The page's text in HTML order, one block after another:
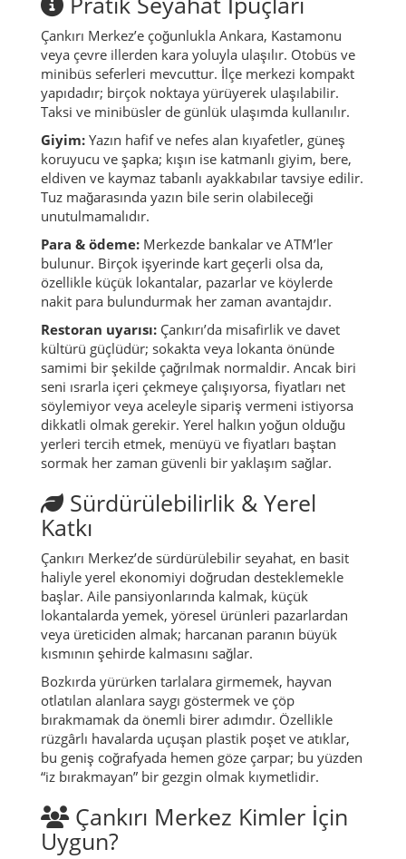
Çankırı Merkez’e çoğunlukla Ankara, Kastamonu
veya çevre illerden kara yoluyla ulaşılır. Otobüs ve
minibüs seferleri mevcuttur. İlçe merkezi kompakt
yapıdadır; birçok noktaya yürüyerek ulaşılabilir.
Taksi ve minibüsler de günlük ulaşımda kullanılır.
Giyim: Yazın hafif ve nefes alan kıyafetler, güneş
koruyucu ve şapka; kışın ise katmanlı giyim, bere,
eldiven ve kaymaz tabanlı ayakkabılar tavsiye edilir.
Tuz mağarasında yazın bile serin olabileceği
unutulmamalıdır.
Para & ödeme: Merkezde bankalar ve ATM’ler
bulunur. Birçok işyerinde kart geçerli olsa da,
özellikle küçük lokantalar, pazarlar ve köylerde
nakit para bulundurmak her zaman avantajdır.
Restoran uyarısı: Çankırı’da misafirlik ve davet
kültürü güçlüdür; sokakta veya lokanta önünde
samimi bir şekilde çağrılmak normaldir. Ancak biri
seni ısrarla içeri çekmeye çalışıyorsa, fiyatları net
söylemiyor veya aceleyle sipariş vermeni istiyorsa
dikkatli olmak gerekir. Yerel halkın yoğun olduğu
yerleri tercih etmek, menüyü ve fiyatları baştan
sormak her zaman güvenli bir yaklaşım sağlar.
Sürdürülebilirlik & Yerel
Katkı
Çankırı Merkez’de sürdürülebilir seyahat, en basit
haliyle yerel ekonomiyi doğrudan desteklemekle
başlar. Aile pansiyonlarında kalmak, küçük
lokantalarda yemek, yöresel ürünleri pazarlardan
veya üreticiden almak; harcanan paranın büyük
kısmının şehirde kalmasını sağlar.
Bozkırda yürürken tarlalara girmemek, hayvan
otlatılan alanlara saygı göstermek ve çöp
bırakmamak da önemli birer adımdır. Özellikle
rüzgârlı havalarda uçuşan plastik poşet ve atıklar,
bu geniş coğrafyada hemen göze çarpar; bu yüzden
“iz bırakmayan” bir gezgin olmak kıymetlidir.
Çankırı Merkez Kimler İçin
Uygun?